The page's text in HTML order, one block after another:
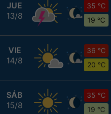
JUE
13/8
35 °C
19 °C
VIE
14/8
36 °C
20 °C
SÁB
15/8
35 °C
19 °C